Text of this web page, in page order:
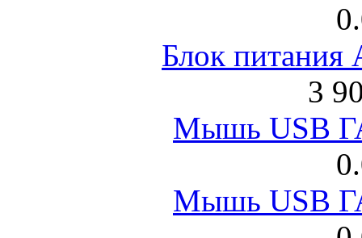
Блок питания
3
Мышь USB
Мышь USB